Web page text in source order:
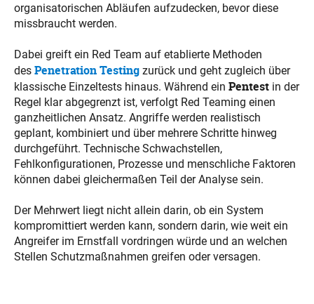
organisatorischen Abläufen aufzudecken, bevor diese
missbraucht werden.
Dabei greift ein Red Team auf etablierte Methoden
des Penetration Testing zurück und geht zugleich über
klassische Einzeltests hinaus. Während ein Pentest in der
Regel klar abgegrenzt ist, verfolgt Red Teaming einen
ganzheitlichen Ansatz. Angriffe werden realistisch
geplant, kombiniert und über mehrere Schritte hinweg
durchgeführt. Technische Schwachstellen,
Fehlkonfigurationen, Prozesse und menschliche Faktoren
können dabei gleichermaßen Teil der Analyse sein.
Der Mehrwert liegt nicht allein darin, ob ein System
kompromittiert werden kann, sondern darin, wie weit ein
Angreifer im Ernstfall vordringen würde und an welchen
Stellen Schutzmaßnahmen greifen oder versagen.